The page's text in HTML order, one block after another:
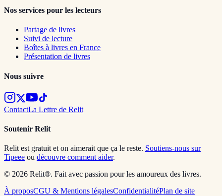
Nos services pour les lecteurs
Partage de livres
Suivi de lecture
Boîtes à livres en France
Présentation de livres
Nous suivre
ContactLa Lettre de Relit
Soutenir Relit
Relit est gratuit et on aimerait que ça le reste. Soutiens-nous sur
Tipeee ou découvre comment aider.
© 2026 Relit®. Fait avec passion pour les amoureux des livres.
À proposCGU & Mentions légalesConfidentialitéPlan de site